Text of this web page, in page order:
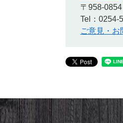
〒958-0854
Tel：0254-
ご意見・お